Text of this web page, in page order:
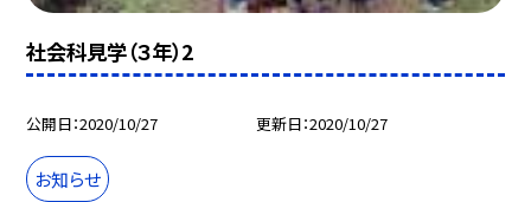
社会科見学（３年）2
公開日 2020/10/27 更新日 2020/10/27
お知らせ